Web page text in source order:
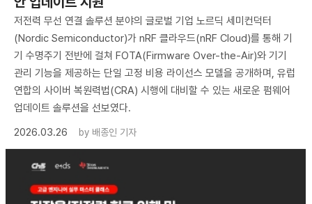
저전력 무선 연결 솔루션 분야의 글로벌 기업 노르딕 세미컨덕터
(Nordic Semiconductor)가 nRF 클라우드(nRF Cloud)를 통해 기
기 수명주기 전반에 걸쳐 FOTA(Firmware Over-the-Air)와 기기
관리 기능을 제공하는 단일 고정 비용 라이선스 모델을 공개하며, 유럽
연합의 사이버 복원력법(CRA) 시행에 대비할 수 있는 새로운 펌웨어
업데이트 솔루션을 선보였다.
2026.03.26
by 배종인 기자